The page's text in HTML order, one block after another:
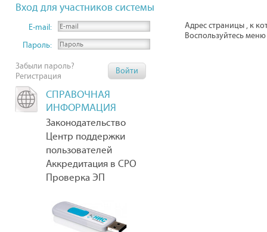
Вход для участников системы
E-mail:
Пароль:
Забыли пароль?
Регистрация
СПРАВОЧНАЯ
ИНФОРМАЦИЯ
Законодательство
Центр поддержки
пользователей
Аккредитация в СРО
Проверка ЭП
Адрес страницы , к
Воспользуйтесь